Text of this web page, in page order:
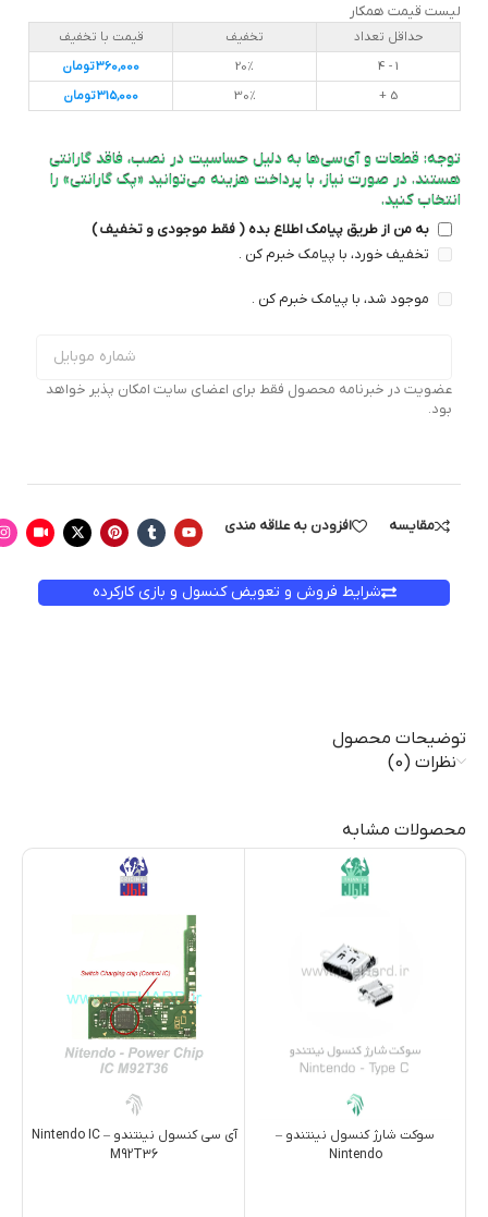
لیست قیمت همکار
حداقل تعداد تخفیف
قیمت با تخفیف
1 - 4
20%
360,000تومان
5 +
30%
315,000تومان
توجه: قطعات و آی‌سی‌ها به دلیل حساسیت در نصب، فاقد گارانتی
هستند. در صورت نیاز، با پرداخت هزینه می‌توانید «پک گارانتی» را
انتخاب کنید.
به من از طریق پیامک اطلاع بده ( فقط موجودی و تخفیف )
تخفیف خورد، با پیامک خبرم کن .
موجود شد، با پیامک خبرم کن .
عضویت در خبرنامه محصول فقط برای اعضای سایت امکان پذیر خواهد
بود.
مقایسه افزودن به علاقه مندی
شرایط فروش و تعویض کنسول و بازی کارکرده
توضیحات محصول
نظرات (0)
محصولات مشابه
سوکت شارژ کنسول نینتندو –
Nintendo
آي سي کنسول نینتندو – Nintendo IC
M92T36